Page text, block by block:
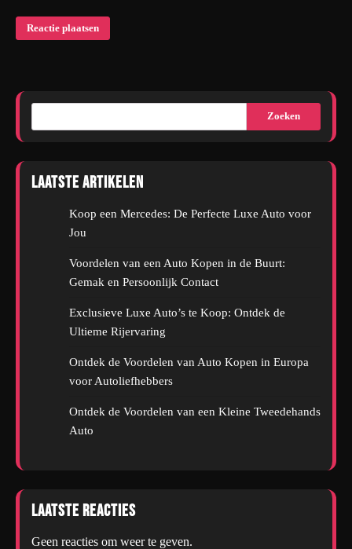
Zoeken
Laatste artikelen
Koop een Mercedes: De Perfecte Luxe Auto voor
Jou
Voordelen van een Auto Kopen in de Buurt:
Gemak en Persoonlijk Contact
Exclusieve Luxe Auto’s te Koop: Ontdek de
Ultieme Rijervaring
Ontdek de Voordelen van Auto Kopen in Europa
voor Autoliefhebbers
Ontdek de Voordelen van een Kleine Tweedehands
Auto
Laatste reacties
Geen reacties om weer te geven.